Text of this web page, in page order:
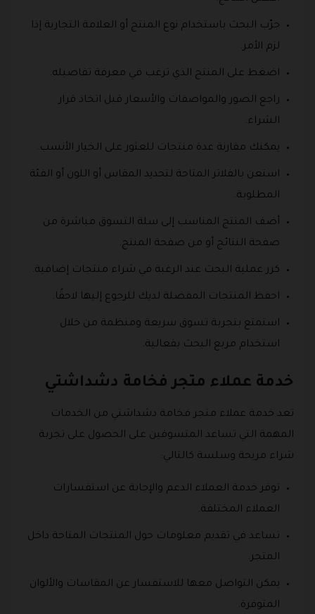
جرّب البحث باستخدام نوع المنتج أو العلامة التجارية إذا
لزم الأمر.
اضغط على المنتج الذي ترغب في معرفة تفاصيله.
راجع الصور والمواصفات والأسعار قبل اتخاذ قرار
الشراء.
يمكنك مقارنة عدة منتجات للعثور على الخيار الأنسب.
استعن بالفلاتر المتاحة لتحديد المقاس أو اللون أو الفئة
المطلوبة.
أضف المنتج المناسب إلى سلة التسوق مباشرة من
صفحة النتائج أو من صفحة المنتج.
كرر عملية البحث عند الرغبة في شراء منتجات إضافية.
احفظ المنتجات المفضلة لديك للرجوع إليها لاحقًا.
استمتع بتجربة تسوق سريعة ومنظمة من خلال
استخدام مربع البحث بفعالية.
خدمة عملاء متجر فخامة دشداشتي
تعد خدمة عملاء متجر فخامة دشداشتي من الخدمات
المهمة التي تساعد المتسوقين على الحصول على تجربة
شراء مريحة وسلسة كالتالي:
توفر خدمة العملاء الدعم والإجابة عن استفسارات
العملاء المختلفة.
تساعد في تقديم معلومات حول المنتجات المتاحة داخل
المتجر.
يمكن التواصل معها للاستفسار عن المقاسات والألوان
المتوفرة.